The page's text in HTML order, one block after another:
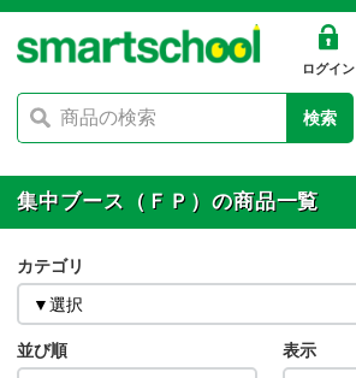
ログイン
検索
集中ブース（ＦＰ）の商品一覧
カテゴリ
並び順 表示